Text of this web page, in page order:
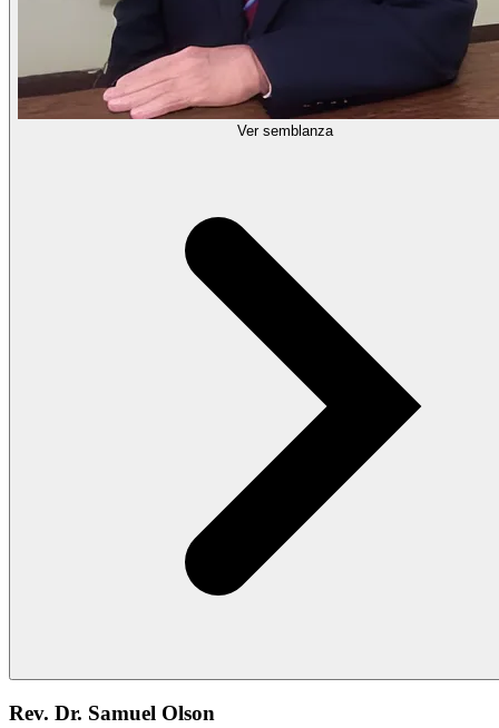
Ver semblanza
Rev. Dr. Samuel Olson